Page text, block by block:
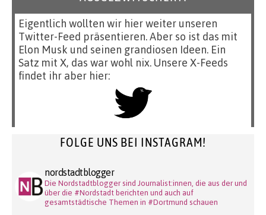
Eigentlich wollten wir hier weiter unseren
Twitter-Feed präsentieren. Aber so ist das mit
Elon Musk und seinen grandiosen Ideen. Ein
Satz mit X, das war wohl nix. Unsere X-Feeds
findet ihr aber hier:
FOLGE UNS BEI INSTAGRAM!
nordstadtblogger
Die Nordstadtblogger sind Journalist:innen, die aus der und
über die #Nordstadt berichten und auch auf
gesamtstädtische Themen in #Dortmund schauen